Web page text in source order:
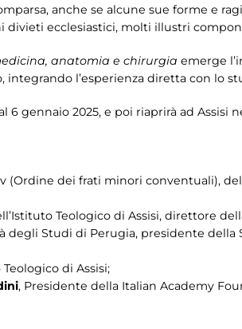
anche se alcune sue forme e
ecclesiastici, molti illustri
anatomia e chirurgia emerge
integrando l’esperienza diretta con lo
6 gennaio 2025, e poi riaprirà ad Assisi
(Ordine dei frati minori conventuali),
Teologico di Assisi, direttore
degli Studi di Perugia, presidente
di Assisi;
, Presidente della Italian Academy